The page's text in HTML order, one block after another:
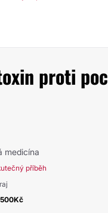
proti
medicína
příběh